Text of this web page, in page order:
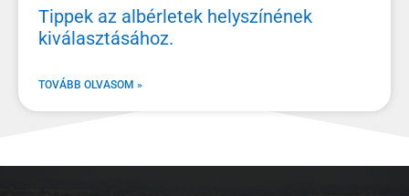
Tippek az albérletek helyszínének
kiválasztásához.
TOVÁBB OLVASOM »